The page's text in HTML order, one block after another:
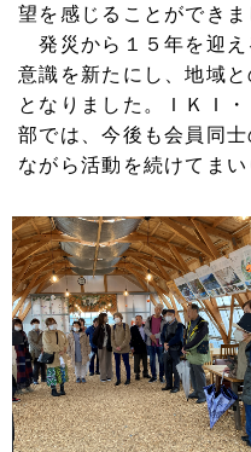
望を感じることができま
発災から１５年を迎え
意識を新たにし、地域
となりました。ＩＫＩ
部では、今後も会員同
ながら活動を続けてまい